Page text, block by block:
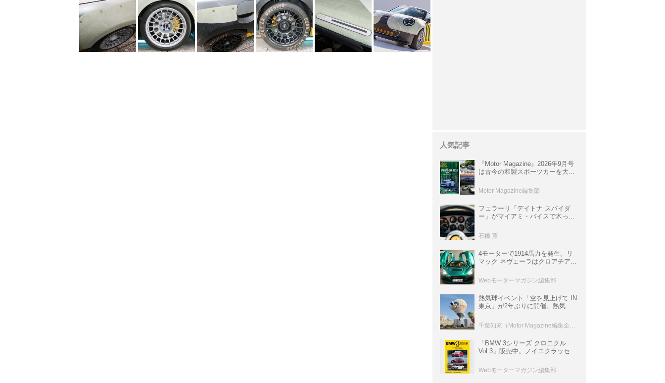
人気記事
『Motor Magazine』2026年9月号
は古今の和製スポーツカーを大特
情報も満載
Motor Magazine編集部
フェラーリ「デイトナ スパイダ
ー」がマイアミ・バイスで木っ端
サ」に化けた理由
石橋 寛
4モーターで1914馬力を発生。リ
マック ネヴェーラはクロアチア発
ロニクル・完全版／115】
Webモーターマガジン編集部
熱気球イベント「空を見上げて IN
東京」が2年ぶりに開催。熱気球
室などのコンテンツも
「BMW 3シリーズ クロニクル
Vol.3」販売中。ノイエクラッセか
ムック
Webモーターマガジン編集部